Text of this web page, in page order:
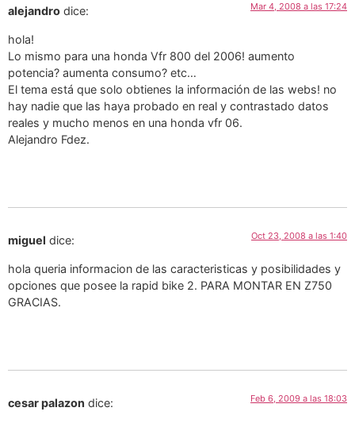
alejandro dice: Mar 4, 2008 a las 17:24
hola!
Lo mismo para una honda Vfr 800 del 2006! aumento
potencia? aumenta consumo? etc…
El tema está que solo obtienes la información de las webs! no
hay nadie que las haya probado en real y contrastado datos
reales y mucho menos en una honda vfr 06.
Alejandro Fdez.
miguel dice: Oct 23, 2008 a las 1:40
hola queria informacion de las caracteristicas y posibilidades y
opciones que posee la rapid bike 2. PARA MONTAR EN Z750
GRACIAS.
cesar palazon dice: Feb 6, 2009 a las 18:03